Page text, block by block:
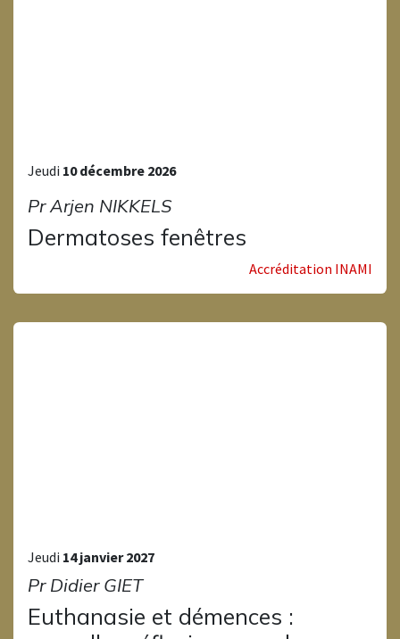
Jeudi 10 décembre 2026
Pr Arjen NIKKELS
Dermatoses fenêtres
Accréditation INAMI
Jeudi 14 janvier 2027
Pr Didier GIET
Euthanasie et démences :